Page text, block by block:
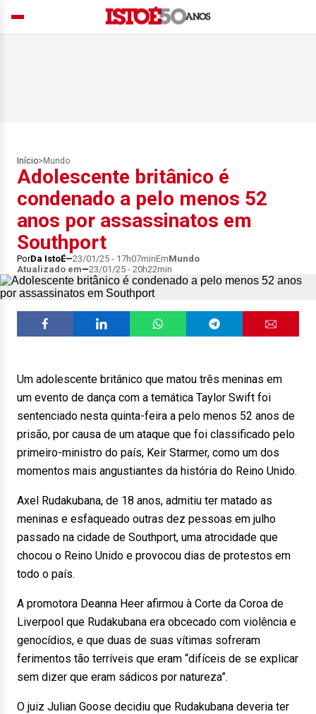
Início> Mundo
Adolescente britânico é
condenado a pelo menos 52
anos por assassinatos em
Southport
PorDa IstoÉ 23/01/25 - 17h07minEmMundo
Atualizado em
23/01/25 - 20h22min
Um adolescente britânico que matou três meninas em
um evento de dança com a temática Taylor Swift foi
sentenciado nesta quinta-feira a pelo menos 52 anos de
prisão, por causa de um ataque que foi classificado pelo
primeiro-ministro do país, Keir Starmer, como um dos
momentos mais angustiantes da história do Reino Unido.
Axel Rudakubana, de 18 anos, admitiu ter matado as
meninas e esfaqueado outras dez pessoas em julho
passado na cidade de Southport, uma atrocidade que
chocou o Reino Unido e provocou dias de protestos em
todo o país.
A promotora Deanna Heer afirmou à Corte da Coroa de
Liverpool que Rudakubana era obcecado com violência e
genocídios, e que duas de suas vítimas sofreram
ferimentos tão terríveis que eram “difíceis de se explicar
sem dizer que eram sádicos por natureza”.
O juiz Julian Goose decidiu que Rudakubana deveria ter